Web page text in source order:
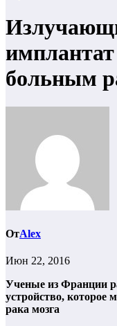
больным
ОтAlex
Июн 22, 2016
Ученые из Франции
устройство, которое
рака мозга